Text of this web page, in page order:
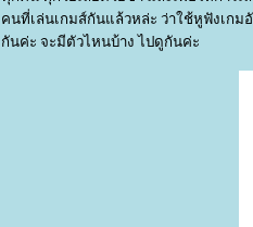
คนที่เล่นเกมส์กันแล้วหล่ะ ว่าใช้หูฟังเกม
กันค่ะ จะมีตัวไหนบ้าง ไปดูกันค่ะ